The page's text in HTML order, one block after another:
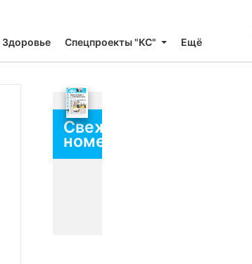
Здоровье Спецпроекты "КС" Ещё
Свежий
номер